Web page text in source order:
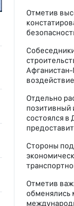
Отметив
Отдельно
позитивный
состоялся
Стороны
Отметив
обменялись